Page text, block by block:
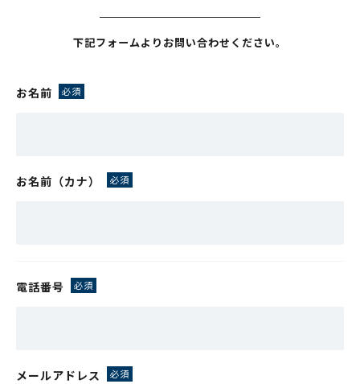
下記フォームよりお問い合わせください。
お名前
お名前（カナ）
電話番号
メールアドレス